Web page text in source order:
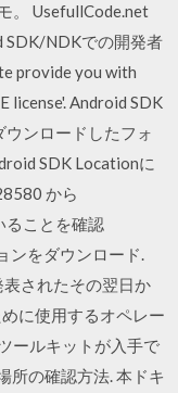
。 UsefullCode.net
NDKでの開発者
provide you with
license'. Android SDK
ンロードしたフォ
SDK Locationに
から
ることを確認
ンをダウンロード.
されたその翌日か
に使用するオペレー
ールキットが入手で
所の確認方法. 本ドキ